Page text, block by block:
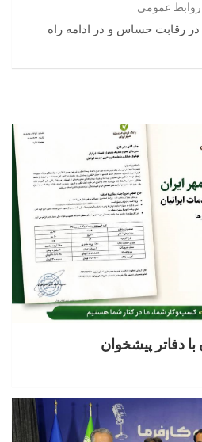
روابط عمومی
رقابت حساس و در ادامه راه
دفاتر پیشخوان